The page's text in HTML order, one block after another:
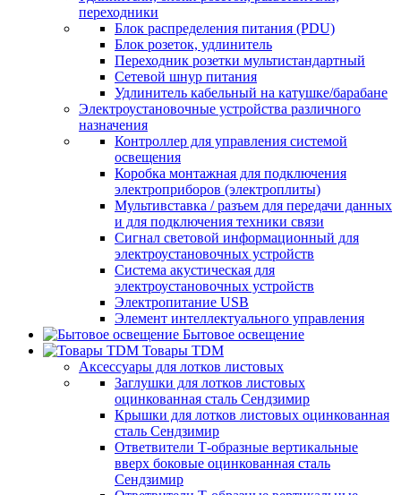
переходники
Блок распределения питания (PDU)
Блок розеток, удлинитель
Переходник розетки мультистандартный
Сетевой шнур питания
Удлинитель кабельный на катушке/барабане
Электроустановочные устройства различного
назначения
Контроллер для управления системой
освещения
Коробка монтажная для подключения
электроприборов (электроплиты)
Мультивставка / разъем для передачи данных
и для подключения техники связи
Сигнал световой информационный для
электроустановочных устройств
Система акустическая для
электроустановочных устройств
Электропитание USB
Элемент интеллектуального управления
Бытовое освещение
Товары TDM
Аксессуары для лотков листовых
Заглушки для лотков листовых
оцинкованная сталь Сендзимир
Крышки для лотков листовых оцинкованная
сталь Сендзимир
Ответвители Т-образные вертикальные
вверх боковые оцинкованная сталь
Сендзимир